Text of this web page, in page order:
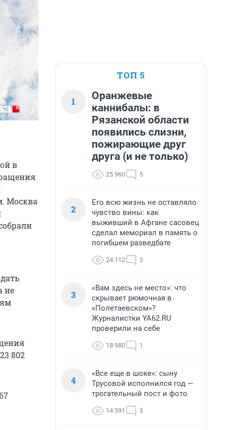
в
Москва
не
802
ТОП 5
1
Оранжевые
каннибалы: в
Рязанской области
появились слизни,
пожирающие друг
друга (и не только)
25 960 5
2
Его всю жизнь не оставляло
чувство вины: как
выживший в Афгане сасовец
сделал мемориал в память о
погибшем разведбате
24 112 3
3
«Вам здесь не место»: что
скрывает рюмочная в
«Полетаевском»?
Журналистки YA62.RU
проверили на себе
18 980 1
4
«Все еще в шоке»: сыну
Трусовой исполнился год —
трогательный пост и фото
14 591 3